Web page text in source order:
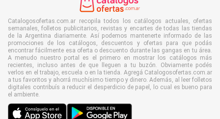
Catalogosofertas.com.ar recopila todos los catálogos actuales, ofertas
semanales, folletos publicitarios, revistas y encartes de todas las tiendas
de la Argentina diariamente. Así podemos mantenerte informado de las
promociones de los catálogos, descuentos y ofertas para que podás
encontrar fácilmente esa oferta o descuento durante las gangas en tu área.
A menudo nuestro portal es el primero en mostrar los catálogos más
recientes, incluso antes de que lleguen a tu buzón. Obviamente podés
verlos en el trabajo, escuela o en la tienda. Agregá Catalogosofertas.com.ar
a tus favoritos y ahorrá muchísimo tiempo y dinero. Además, al leer folletos
digitales contribuís a reducir el desperdicio de papel, lo cual es bueno para
el ambiente.